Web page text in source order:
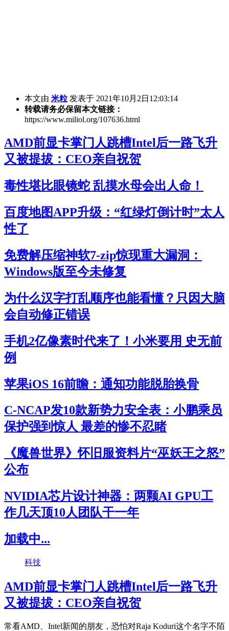
本文由 米粒 发表于 2021年10月2日12:03:14
转载请务必保留本文链接：
https://www.miliol.org/107636.html
AMD前显卡掌门人跳槽Intel后一路飞升
又被提拔：CEO亲自祝贺
毒性堪比眼镜蛇 乱摸水母会出人命！
百度地图APP升级：“红绿灯倒计时”太人
性了
免费解压缩神软7-zip惊现重大漏洞：
Windows版至今未修复
为什么汉字打乱顺序也能看懂？只因大脑
会自动修正错误
手机2亿像素时代来了！小米要用 史无前
例
苹果iOS 16前瞻：通知功能脱胎换骨
C-NCAP发10款新势力安全表：小鹏乘员
保护强到惊人 最差的惨不忍睹
《魔兽世界》怀旧服资料片“巫妖王之怒”
公布
NVIDIA芯片设计神器：两颗AI GPU工
作几天顶10人团队干一年
加载中...
科技
AMD前显卡掌门人跳槽Intel后一路飞升
又被提拔：CEO亲自祝贺
常看AMD、Intel新闻的朋友，恐怕对Raja Koduri这个名字不陌